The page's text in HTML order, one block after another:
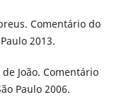
Comentário do
2013.
de João. Comentário
Paulo 2006.